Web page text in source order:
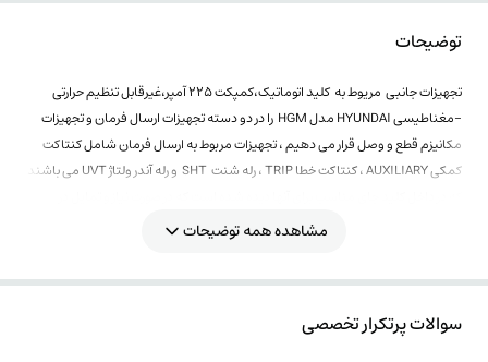
توضیحات
تجهیزات جانبی مریوط به کلید اتوماتیک،کمپکت 225 آمپر،غیرقابل تنظیم حرارتی
-مغناطیسی HYUNDAI مدل HGM را در دو دسته تجهیزات ارسال فرمان و تجهیزات
مکانیزم قطع و وصل قرار می دهیم ، تجهیزات مربوط به ارسال فرمان شامل کنتاکت
کمکی AUXILIARY ، کنتاکت خطا TRIP ، رله شنت SHT و رله آندر ولتاژ UVT می باشند
پیشنهادی جداگانه ، قابل تامین و ارائه می باشند تجهیزات جانبی مربوط به مکانیزم
برای صدور فرمان قطع و وصل که این تجهیزات هم در صورت تمایل ، قابل تامین می
مشاهده همه توضیحات
سوالات پرتکرار تخصصی